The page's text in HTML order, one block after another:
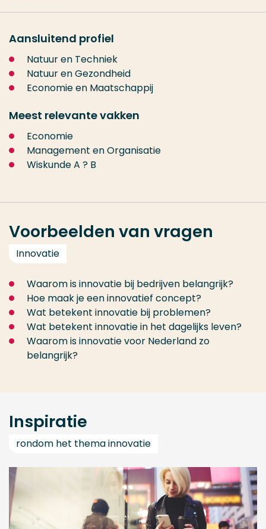
Aansluitend profiel
Natuur en Techniek
Natuur en Gezondheid
Economie en Maatschappij
Meest relevante vakken
Economie
Management en Organisatie
Wiskunde A ? B
Voorbeelden van vragen
Innovatie
Waarom is innovatie bij bedrijven belangrijk?
Hoe maak je een innovatief concept?
Wat betekent innovatie bij problemen?
Wat betekent innovatie in het dagelijks leven?
Waarom is innovatie voor Nederland zo
belangrijk?
Inspiratie
rondom het thema innovatie